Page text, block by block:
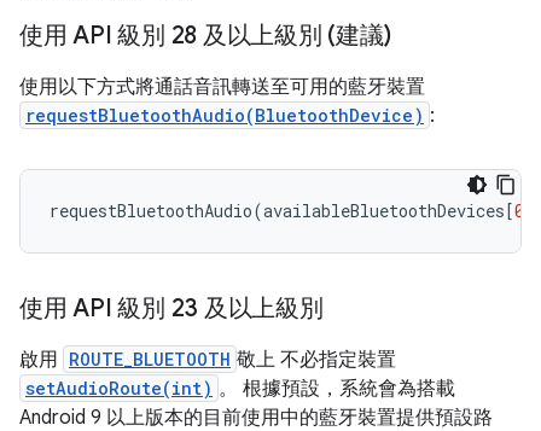
使用 API 級別 28 及以上級別 (建議)
使用以下方式將通話音訊轉送至可用的藍牙裝置
requestBluetoothAudio(BluetoothDevice) :
requestBluetoothAudio(availableBluetoothDevices[0
使用 API 級別 23 及以上級別
啟用 ROUTE_BLUETOOTH 敬上 不必指定裝置
setAudioRoute(int) 。 根據預設，系統會為搭載
Android 9 以上版本的目前使用中的藍牙裝置提供預設路